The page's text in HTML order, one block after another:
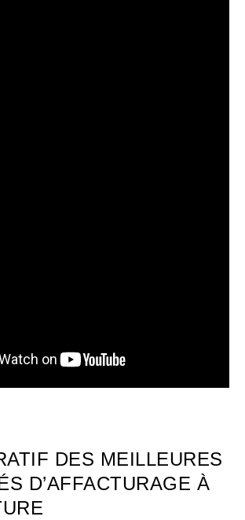
DES MEILLEURES
D’AFFACTURAGE À